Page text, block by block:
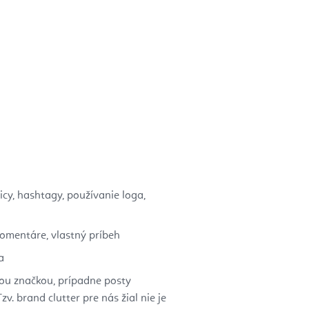
hashtagy, používanie loga,
vlastný príbeh
značkou, prípadne posty
brand clutter pre nás žial nie je